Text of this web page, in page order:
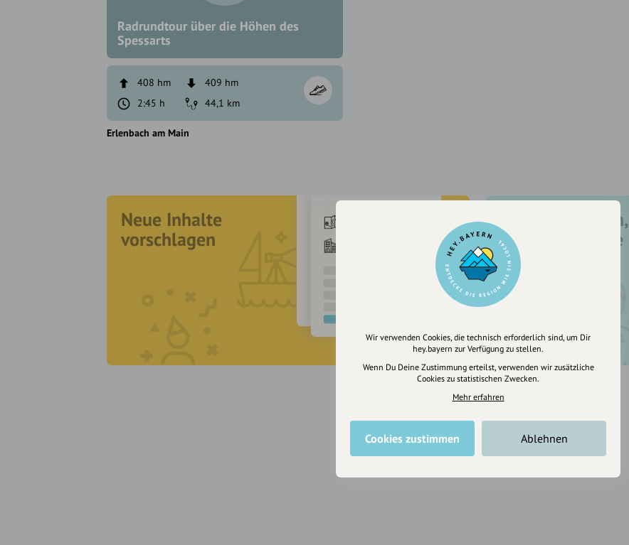
Radrundtour über die Höhen des
Spessarts
408 hm
409 hm
2:45 h
44,1 km
Erlenbach am Main
Neue Inhalte
vorschlagen
Registriere dich,
um dir Einträge
zu merken
Wir verwenden Cookies, die technisch erforderlich sind, um Dir
hey.bayern zur Verfügung zu stellen.
Wenn Du Deine Zustimmung erteilst, verwenden wir zusätzliche
Cookies zu statistischen Zwecken.
Mehr erfahren
Cookies zustimmen Ablehnen